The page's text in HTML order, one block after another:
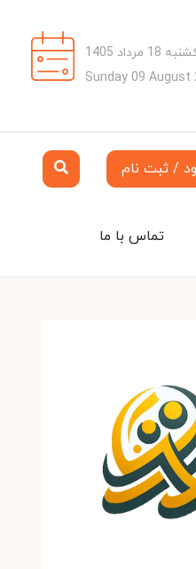
1405
Sunday 09 August
/ ثبت نام
تماس با ما